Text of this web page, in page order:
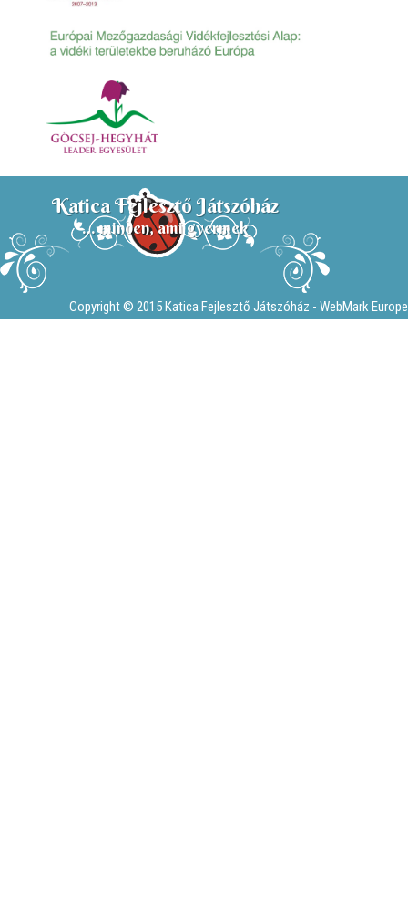
Katica Fejlesztő Játszóház
... minden, ami gyermek
Copyright © 2015 Katica Fejlesztő Játszóház - WebMark Europe